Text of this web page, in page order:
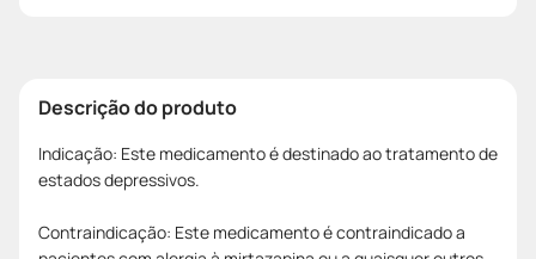
Descrição do produto
Indicação: Este medicamento é destinado ao tratamento de
estados depressivos.
Contraindicação: Este medicamento é contraindicado a